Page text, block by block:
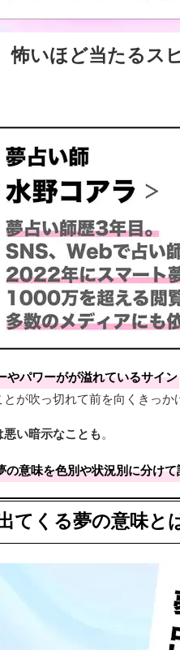
怖いほど当たるス
やパワーがが溢れているサイン
が吹っ切れて前を向くきっか
い暗示なことも。
意味を色別や状況別に分け
てくる夢の意味と